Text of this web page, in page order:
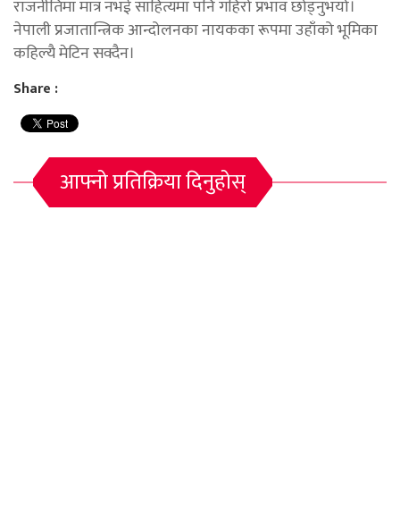
राजनीतिमा मात्र नभई साहित्यमा पनि गहिरो प्रभाव छोड्नुभयो।
नेपाली प्रजातान्त्रिक आन्दोलनका नायकका रूपमा उहाँको भूमिका
कहिल्यै मेटिन सक्दैन।
Share :
आफ्नो प्रतिक्रिया दिनुहोस्